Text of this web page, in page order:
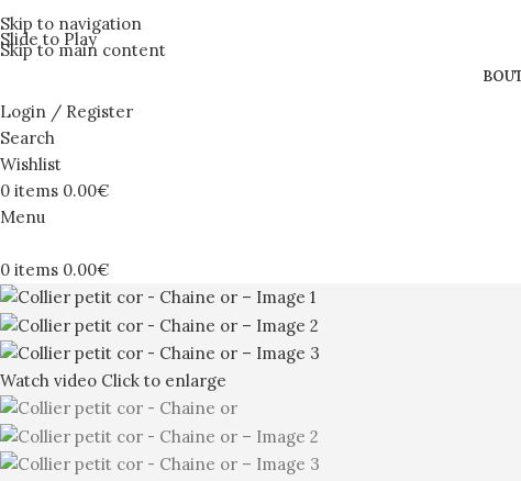
Skip to navigation
Skip to main content
Slide to Play
Login / Register
Search
Wishlist
0 items 0.00€
Menu
0 items 0.00€
Watch video Click to enlarge